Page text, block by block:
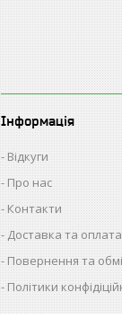
Інформація
Відкуги
Про нас
Контакти
Доставка та оплата
Повернення та
Політики